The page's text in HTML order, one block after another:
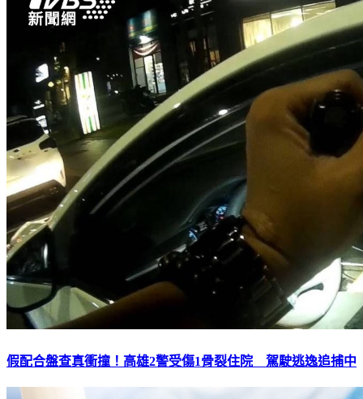
假配合盤查真衝撞！高雄2警受傷1骨裂住院 駕駛逃逸追捕中